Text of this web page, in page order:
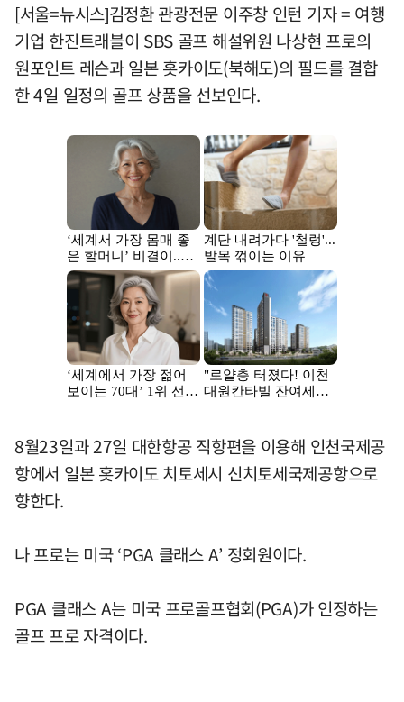
[서울=뉴시스]김정환 관광전문 이주창 인턴 기자 = 여행
기업 한진트래블이 SBS 골프 해설위원 나상현 프로의
원포인트 레슨과 일본 홋카이도(북해도)의 필드를 결합
한 4일 일정의 골프 상품을 선보인다.
8월23일과 27일 대한항공 직항편을 이용해 인천국제공
항에서 일본 홋카이도 치토세시 신치토세국제공항으로
향한다.
나 프로는 미국 ‘PGA 클래스 A’ 정회원이다.
PGA 클래스 A는 미국 프로골프협회(PGA)가 인정하는
골프 프로 자격이다.